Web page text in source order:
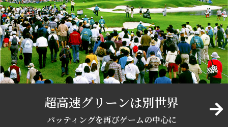
超高速グリーンは別世界
パッティングを再びゲームの中心に